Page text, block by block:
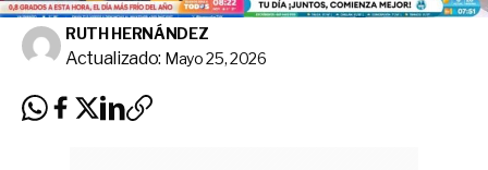
RUTH HERNÁNDEZ
Actualizado: Mayo 25, 2026